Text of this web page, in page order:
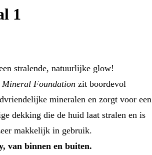
1
stralende, natuurlijke glow!
Mineral Foundation zit boordevol
mineralen en zorgt voor een
dekking die de huid laat stralen en is
makkelijk in gebruik.
van binnen en buiten.